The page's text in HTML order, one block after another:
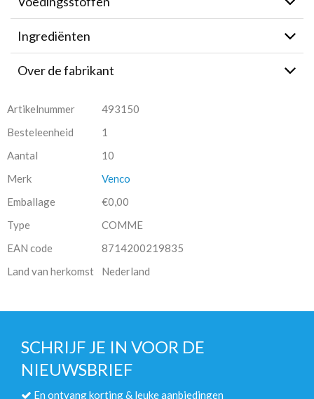
Ingrediënten
Over de fabrikant
Artikelnummer
493150
Besteleenheid
1
Aantal
10
Merk
Venco
Emballage
€0,00
Type
COMME
EAN code
8714200219835
Land van herkomst
Nederland
SCHRIJF JE IN VOOR DE
NIEUWSBRIEF
En ontvang korting & leuke aanbiedingen